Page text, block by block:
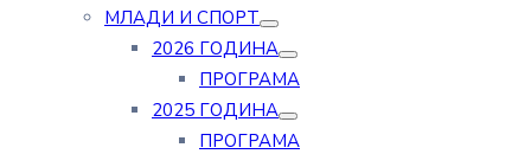
МЛАДИ И СПОРТ
2026 ГОДИНА
ПРОГРАМА
2025 ГОДИНА
ПРОГРАМА